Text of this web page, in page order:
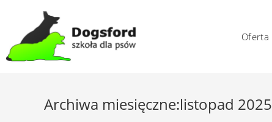
content
Oferta
Archiwa miesięczne:listopad 2025